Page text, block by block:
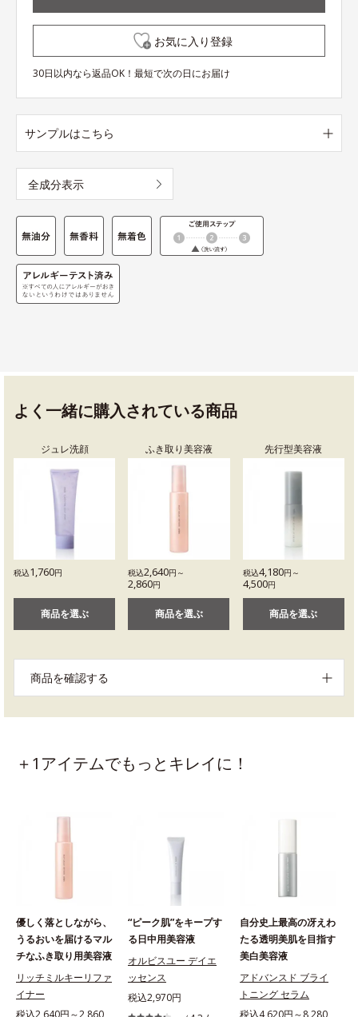
お気に入り登録
30日以内なら返品OK！最短で次の日にお届け
サンプルはこちら
全成分表示
よく一緒に購入されている商品
ジュレ洗顔
税込1,760円
商品を選ぶ
ふき取り美容液
税込2,640円～
2,860円
商品を選ぶ
先行型美容液
税込4,180円～
4,500円
商品を選ぶ
商品を確認する
＋1アイテムでもっとキレイに！
優しく落としながら、
うるおいを届けるマル
チなふき取り用美容液
リッチミルキーリファ
イナー
“ピーク肌”をキープす
る日中用美容液
オルビスユー デイエ
ッセンス
税込2,970円
自分史上最高の冴えわ
たる透明美肌を目指す
美白美容液
アドバンスド ブライ
トニング セラム